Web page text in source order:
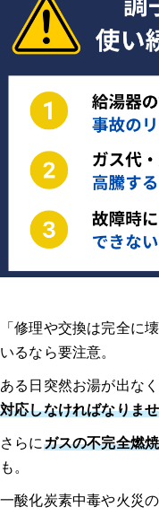
「修理や交換は完全に
いるなら要注意。
ある日突然お湯が出なく
対応しなければなりま
さらにガスの不完全燃
も。
一酸化炭素中毒や火災